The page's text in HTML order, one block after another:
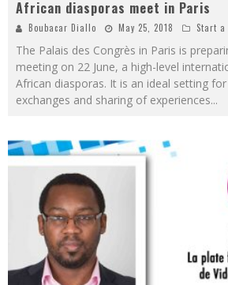
African diasporas meet in Paris
Boubacar Diallo May 25, 2018 Start a
The Palais des Congrès in Paris is
meeting on 22 June, a high-level
African diasporas. It is an ideal setting
exchanges and sharing of experiences...